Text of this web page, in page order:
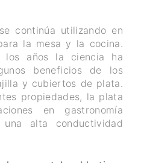
se continúa utilizando en
la mesa y la cocina.
los años la ciencia ha
beneficios de los
y cubiertos de plata.
propiedades, la plata
en gastronomía
alta conductividad